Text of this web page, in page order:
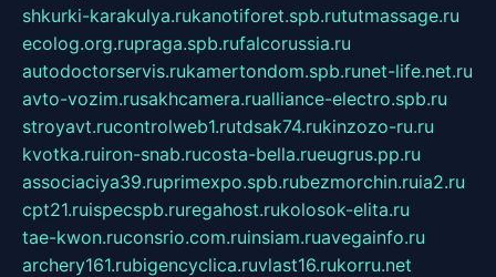
shkurki-karakulya.rukanotiforet.spb.rututmassage.ru
ecolog.org.rupraga.spb.rufalcorussia.ru
autodoctorservis.rukamertondom.spb.runet-life.net.ru
avto-vozim.rusakhcamera.rualliance-electro.spb.ru
stroyavt.rucontrolweb1.rutdsak74.rukinzozo-ru.ru
kvotka.ruiron-snab.rucosta-bella.rueugrus.pp.ru
associaciya39.ruprimexpo.spb.rubezmorchin.ruia2.ru
cpt21.ruispecspb.ruregahost.rukolosok-elita.ru
tae-kwon.ruconsrio.com.ruinsiam.ruavegainfo.ru
archery161.rubigencyclica.ruvlast16.rukorru.net